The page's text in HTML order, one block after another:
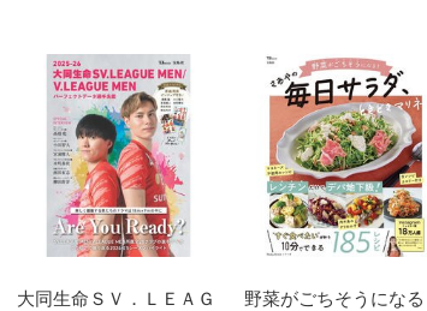
大同生命ＳＶ．ＬＥＡＧ
野菜がごちそうになる